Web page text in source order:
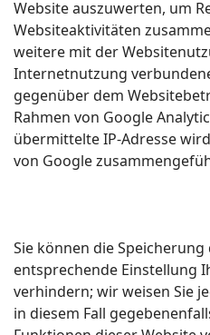
Website auszuwerten, um
Websiteaktivitäten
weitere mit der
Internetnutzung
gegenüber dem
Rahmen von Google
übermittelte IP-Adresse
von Google
Sie können die
entsprechende Einstellung
verhindern; wir weisen Sie
in diesem Fall